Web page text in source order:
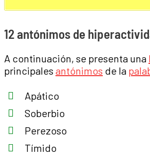
12 antónimos de
A continuación, se presenta una
principales antónimos de la
Apático
Soberbio
Perezoso
Tímido